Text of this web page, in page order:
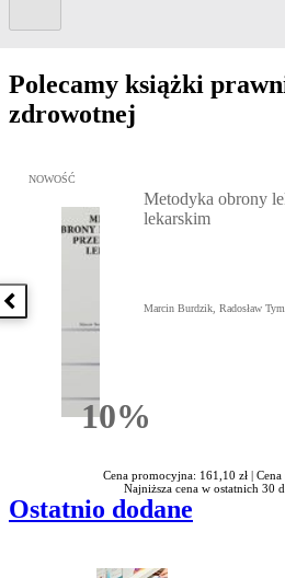
Polecamy książki
zdrowotnej
Poprzednia książka
Przejdź do: Metodyka obrony
NOWOŚĆ
10%Rabatu
Metodyka obrony
lekarskim
Marcin Burdzik, Radosław
Cena promocyjna: 161,10 zł |
Najniższa cena w ostatnich 30
Ostatnio dodane